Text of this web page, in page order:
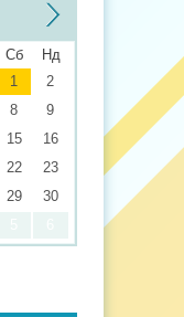
Сб
Нд
1
2
8
9
15
16
22
23
29
30